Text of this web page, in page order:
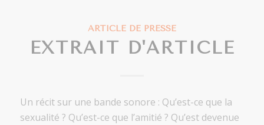
ARTICLE DE PRESSE
EXTRAIT D'ARTICLE
Un récit sur une bande sonore : Qu’est-ce que la
sexualité ? Qu’est-ce que l’amitié ? Qu’est devenue